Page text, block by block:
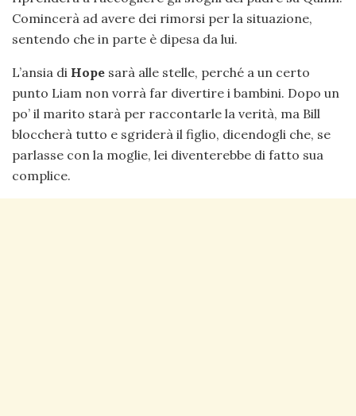
Comincerà ad avere dei rimorsi per la situazione,
sentendo che in parte è dipesa da lui.
L’ansia di Hope sarà alle stelle, perché a un certo
punto Liam non vorrà far divertire i bambini. Dopo un
po’ il marito starà per raccontarle la verità, ma Bill
bloccherà tutto e sgriderà il figlio, dicendogli che, se
parlasse con la moglie, lei diventerebbe di fatto sua
complice.